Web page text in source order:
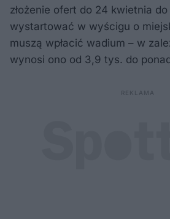
złożenie ofert do 24 kwietnia
wystartować w wyścigu o
muszą wpłacić wadium – w
wynosi ono od 3,9 tys. do